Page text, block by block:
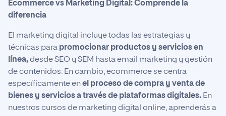
Ecommerce vs Marketing Digital: Comprende la
diferencia
El marketing digital incluye todas las estrategias y
técnicas para promocionar productos y servicios en
línea,desde SEO y SEM hasta email marketing y gestión
de contenidos. En cambio, ecommerce se centra
específicamente enel proceso de compra y venta de
bienes y servicios a través de plataformas digitales. En
nuestros cursos de marketing digital online, aprenderás a